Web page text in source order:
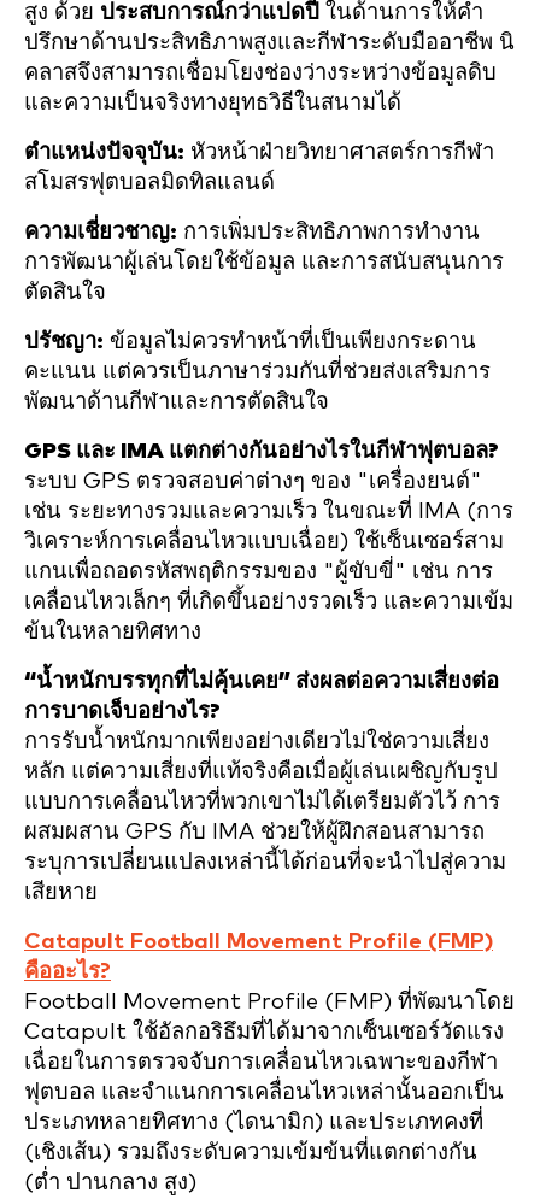
สูง ด้วย ประสบการณ์กว่าแปดปี ในด้านการให้คำ
ปรึกษาด้านประสิทธิภาพสูงและกีฬาระดับมืออาชีพ นิ
คลาสจึงสามารถเชื่อมโยงช่องว่างระหว่างข้อมูลดิบ
และความเป็นจริงทางยุทธวิธีในสนามได้
ตำแหน่งปัจจุบัน: หัวหน้าฝ่ายวิทยาศาสตร์การกีฬา
สโมสรฟุตบอลมิดทิลแลนด์
ความเชี่ยวชาญ: การเพิ่มประสิทธิภาพการทำงาน
การพัฒนาผู้เล่นโดยใช้ข้อมูล และการสนับสนุนการ
ตัดสินใจ
ปรัชญา: ข้อมูลไม่ควรทำหน้าที่เป็นเพียงกระดาน
คะแนน แต่ควรเป็นภาษาร่วมกันที่ช่วยส่งเสริมการ
พัฒนาด้านกีฬาและการตัดสินใจ
GPS และ IMA แตกต่างกันอย่างไรในกีฬาฟุตบอล?
ระบบ GPS ตรวจสอบค่าต่างๆ ของ "เครื่องยนต์"
เช่น ระยะทางรวมและความเร็ว ในขณะที่ IMA (การ
วิเคราะห์การเคลื่อนไหวแบบเฉื่อย) ใช้เซ็นเซอร์สาม
แกนเพื่อถอดรหัสพฤติกรรมของ "ผู้ขับขี่" เช่น การ
เคลื่อนไหวเล็กๆ ที่เกิดขึ้นอย่างรวดเร็ว และความเข้ม
ข้นในหลายทิศทาง
“น้ำหนักบรรทุกที่ไม่คุ้นเคย” ส่งผลต่อความเสี่ยงต่อ
การบาดเจ็บอย่างไร?
การรับน้ำหนักมากเพียงอย่างเดียวไม่ใช่ความเสี่ยง
หลัก แต่ความเสี่ยงที่แท้จริงคือเมื่อผู้เล่นเผชิญกับรูป
แบบการเคลื่อนไหวที่พวกเขาไม่ได้เตรียมตัวไว้ การ
ผสมผสาน GPS กับ IMA ช่วยให้ผู้ฝึกสอนสามารถ
ระบุการเปลี่ยนแปลงเหล่านี้ได้ก่อนที่จะนำไปสู่ความ
เสียหาย
Catapult Football Movement Profile (FMP)
คืออะไร?
Football Movement Profile (FMP) ที่พัฒนาโดย
Catapult ใช้อัลกอริธึมที่ได้มาจากเซ็นเซอร์วัดแรง
เฉื่อยในการตรวจจับการเคลื่อนไหวเฉพาะของกีฬา
ฟุตบอล และจำแนกการเคลื่อนไหวเหล่านั้นออกเป็น
ประเภทหลายทิศทาง (ไดนามิก) และประเภทคงที่
(เชิงเส้น) รวมถึงระดับความเข้มข้นที่แตกต่างกัน
(ต่ำ ปานกลาง สูง)